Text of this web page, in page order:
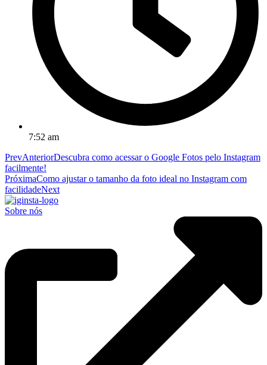
7:52 am
PrevAnteriorDescubra como acessar o Google Fotos pelo Instagram
facilmente!
PróximaComo ajustar o tamanho da foto ideal no Instagram com
facilidadeNext
Sobre nós